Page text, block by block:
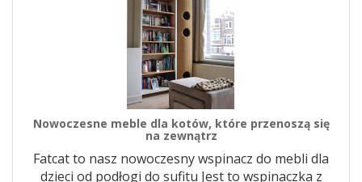
Nowoczesne meble dla kotów, które przenoszą się
na zewnątrz
Fatcat to nasz nowoczesny wspinacz do mebli dla
dzieci od podłogi do sufitu Jest to wspinaczka z